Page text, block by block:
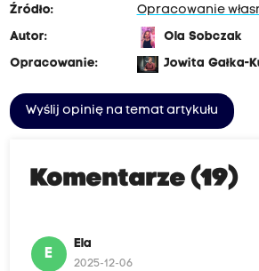
Źródło:
Opracowanie
Autor:
Ola Sobczak
Opracowanie:
Jowita Gałka-
Wyślij opinię na temat artykułu
Komentarze (19)
E
Ela
2025-12-06